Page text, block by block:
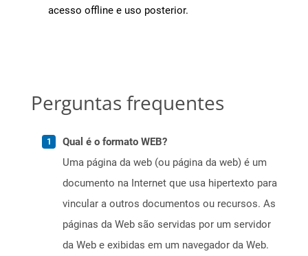
acesso offline e uso posterior.
Perguntas frequentes
Qual é o formato WEB?
Uma página da web (ou página da web) é um
documento na Internet que usa hipertexto para
vincular a outros documentos ou recursos. As
páginas da Web são servidas por um servidor
da Web e exibidas em um navegador da Web.